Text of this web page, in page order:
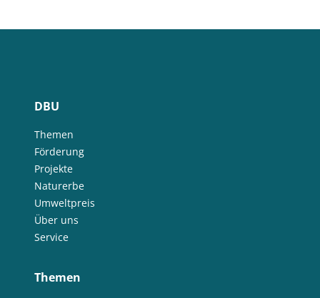
DBU
Themen
Förderung
Projekte
Naturerbe
Umweltpreis
Über uns
Service
Themen